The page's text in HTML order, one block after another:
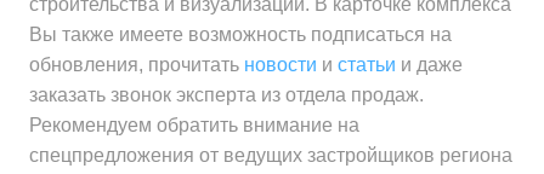
строительства и визуализации. В карточке комплекса
Вы также имеете возможность подписаться на
обновления, прочитать новости и статьи и даже
заказать звонок эксперта из отдела продаж.
Рекомендуем обратить внимание на
спецпредложения от ведущих застройщиков региона